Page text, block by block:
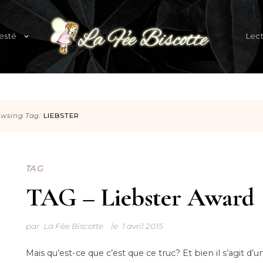
child
Blog familial et lifestyle
Tag: LIEBSTER
TAG
TAG – Liebster Award
par La Fée Biscotte le 1 avril 2015
Mais qu’est-ce que c’est que ce truc? Et bien il s’agit